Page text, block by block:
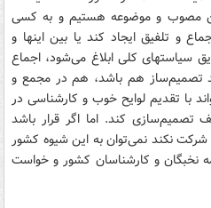
مصوب و موضوعه هستیم و به کسی
و تلفیق ایجاد کند یا بین اینها و
سیاستهای کلی ابلاغ می‌شود، اجماع
تصمیم‌ساز هم باشد، هم در مجمع و
با تقدیم لوایح خوب و کارشناسی در
کند. اما اگر قرار باشد
نکند نمی‌توان به این شیوه کشور
نخبگان و کارشناسان کشور و خواست